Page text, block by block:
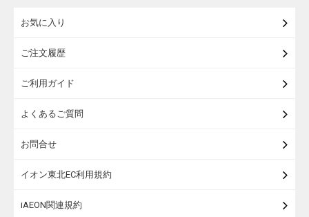
お気に入り
ご注文履歴
ご利用ガイド
よくあるご質問
お問合せ
イオン東北EC利用規約
iAEON関連規約